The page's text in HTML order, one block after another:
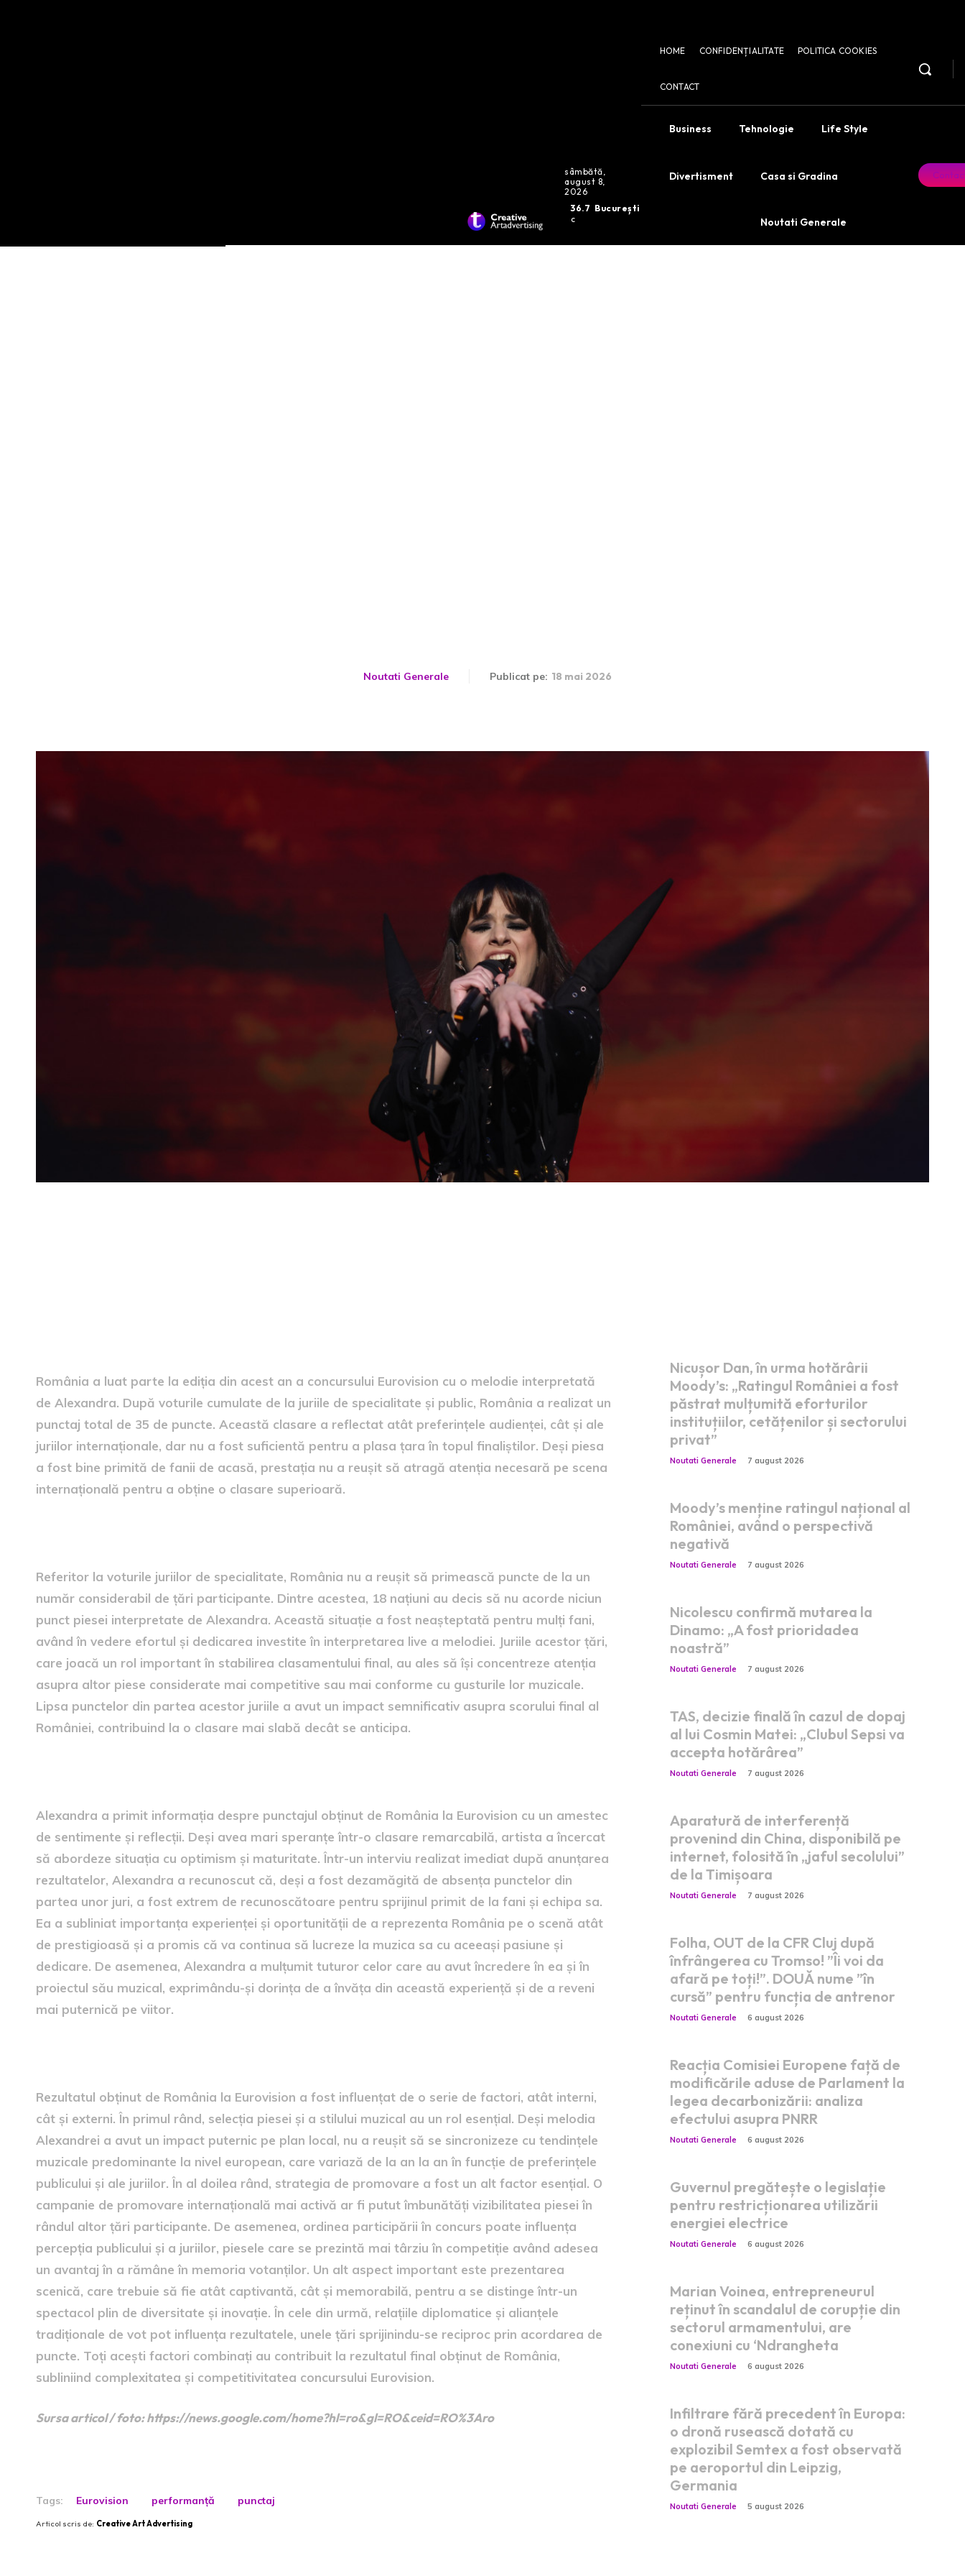
sâmbătă,
august 8,
2026
36.7
C
București
HOME CONFIDENȚIALITATE POLITICA COOKIES
CONTACT
Business Tehnologie Life Style
Divertisment Casa si Gradina
Noutati Generale
Noutati Generale Publicat pe: 18 mai 2026
România a luat parte la ediția din acest an a concursului Eurovision cu o melodie interpretată
de Alexandra. După voturile cumulate de la juriile de specialitate și public, România a realizat un
punctaj total de 35 de puncte. Această clasare a reflectat atât preferințele audienței, cât și ale
juriilor internaționale, dar nu a fost suficientă pentru a plasa țara în topul finaliștilor. Deși piesa
a fost bine primită de fanii de acasă, prestația nu a reușit să atragă atenția necesară pe scena
internațională pentru a obține o clasare superioară.
Referitor la voturile juriilor de specialitate, România nu a reușit să primească puncte de la un
număr considerabil de țări participante. Dintre acestea, 18 națiuni au decis să nu acorde niciun
punct piesei interpretate de Alexandra. Această situație a fost neașteptată pentru mulți fani,
având în vedere efortul și dedicarea investite în interpretarea live a melodiei. Juriile acestor țări,
care joacă un rol important în stabilirea clasamentului final, au ales să își concentreze atenția
asupra altor piese considerate mai competitive sau mai conforme cu gusturile lor muzicale.
Lipsa punctelor din partea acestor juriile a avut un impact semnificativ asupra scorului final al
României, contribuind la o clasare mai slabă decât se anticipa.
Alexandra a primit informația despre punctajul obținut de România la Eurovision cu un amestec
de sentimente și reflecții. Deși avea mari speranțe într-o clasare remarcabilă, artista a încercat
să abordeze situația cu optimism și maturitate. Într-un interviu realizat imediat după anunțarea
rezultatelor, Alexandra a recunoscut că, deși a fost dezamăgită de absența punctelor din
partea unor juri, a fost extrem de recunoscătoare pentru sprijinul primit de la fani și echipa sa.
Ea a subliniat importanța experienței și oportunității de a reprezenta România pe o scenă atât
de prestigioasă și a promis că va continua să lucreze la muzica sa cu aceeași pasiune și
dedicare. De asemenea, Alexandra a mulțumit tuturor celor care au avut încredere în ea și în
proiectul său muzical, exprimându-și dorința de a învăța din această experiență și de a reveni
mai puternică pe viitor.
Rezultatul obținut de România la Eurovision a fost influențat de o serie de factori, atât interni,
cât și externi. În primul rând, selecția piesei și a stilului muzical au un rol esențial. Deși melodia
Alexandrei a avut un impact puternic pe plan local, nu a reușit să se sincronizeze cu tendințele
muzicale predominante la nivel european, care variază de la an la an în funcție de preferințele
publicului și ale juriilor. În al doilea rând, strategia de promovare a fost un alt factor esențial. O
campanie de promovare internațională mai activă ar fi putut îmbunătăți vizibilitatea piesei în
rândul altor țări participante. De asemenea, ordinea participării în concurs poate influența
percepția publicului și a juriilor, piesele care se prezintă mai târziu în competiție având adesea
un avantaj în a rămâne în memoria votanților. Un alt aspect important este prezentarea
scenică, care trebuie să fie atât captivantă, cât și memorabilă, pentru a se distinge într-un
spectacol plin de diversitate și inovație. În cele din urmă, relațiile diplomatice și alianțele
tradiționale de vot pot influența rezultatele, unele țări sprijinindu-se reciproc prin acordarea de
puncte. Toți acești factori combinați au contribuit la rezultatul final obținut de România,
subliniind complexitatea și competitivitatea concursului Eurovision.
Sursa articol / foto: https://news.google.com/home?hl=ro&gl=RO&ceid=RO%3Aro
Tags: Eurovision performanță punctaj
Articol scris de: Creative Art Advertising
Nicușor Dan, în urma hotărârii
Moody’s: „Ratingul României a fost
păstrat mulțumită eforturilor
instituțiilor, cetățenilor și sectorului
privat”
Noutati Generale 7 august 2026
Moody’s menține ratingul național al
României, având o perspectivă
negativă
Noutati Generale 7 august 2026
Nicolescu confirmă mutarea la
Dinamo: „A fost prioridadea
noastră”
Noutati Generale 7 august 2026
TAS, decizie finală în cazul de dopaj
al lui Cosmin Matei: „Clubul Sepsi va
accepta hotărârea”
Noutati Generale 7 august 2026
Aparatură de interferență
provenind din China, disponibilă pe
internet, folosită în „jaful secolului”
de la Timișoara
Noutati Generale 7 august 2026
Folha, OUT de la CFR Cluj după
înfrângerea cu Tromso! ”Îi voi da
afară pe toți!”. DOUĂ nume ”în
cursă” pentru funcția de antrenor
Noutati Generale 6 august 2026
Reacția Comisiei Europene față de
modificările aduse de Parlament la
legea decarbonizării: analiza
efectului asupra PNRR
Noutati Generale 6 august 2026
Guvernul pregătește o legislație
pentru restricționarea utilizării
energiei electrice
Noutati Generale 6 august 2026
Marian Voinea, entrepreneurul
reținut în scandalul de corupție din
sectorul armamentului, are
conexiuni cu ‘Ndrangheta
Noutati Generale 6 august 2026
Infiltrare fără precedent în Europa:
o dronă rusească dotată cu
explozibil Semtex a fost observată
pe aeroportul din Leipzig,
Germania
Noutati Generale 5 august 2026